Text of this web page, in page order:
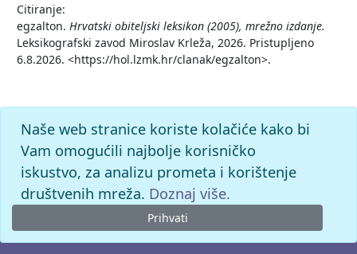
Citiranje:
egzalton. Hrvatski obiteljski leksikon (2005), mrežno izdanje.
Leksikografski zavod Miroslav Krleža, 2026. Pristupljeno
6.8.2026. <https://hol.lzmk.hr/clanak/egzalton>.
Naše web stranice koriste kolačiće kako bi
Vam omogućili najbolje korisničko
iskustvo, za analizu prometa i korištenje
društvenih mreža. Doznaj više.
Prihvati
© 2026. -Leksikografski zavodMiroslav Krleža